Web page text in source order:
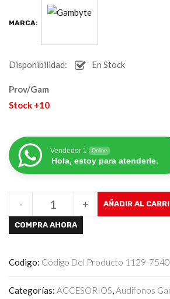
MARCA:
Disponibilidad: En Stock
Prov/Gam
Stock +10
Vendedor 1 Online
Hola, estoy para atenderle.
+
- AÑADIR AL
COMPRA AHORA
Codigo: Código Del Producto 1129-7540
Categorías: ACCESORIOS,Audifonos